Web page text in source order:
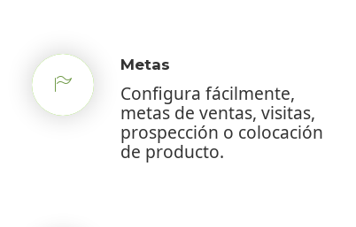
Metas
Configura fácilmente,
metas de ventas, visitas,
prospección o colocación
de producto.